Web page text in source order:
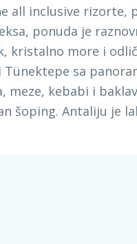
all inclusive
ponuda je
kristalno more i
sa
meze, kebabi i
šoping. Antaliju je